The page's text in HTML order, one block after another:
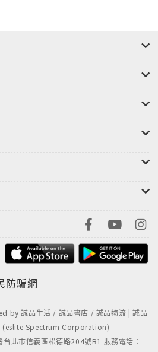
防騙網
by 誠品生活 / 誠品書店 / 誠品物流 | 誠品
(eslite Spectrum Corporation)
北市信義區松德路204號B1 服務電話：